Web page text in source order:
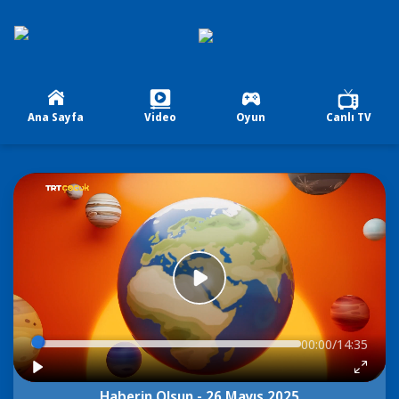
Ana Sayfa Video Oyun Canlı TV
00:00/14:35